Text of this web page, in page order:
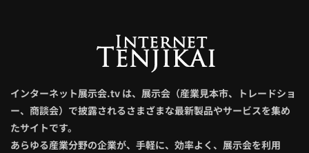
インターネット展示会.tv は、展示会（産業見本市、トレードショ
ー、商談会）で披露されるさまざまな最新製品やサービスを集め
たサイトです。
あらゆる産業分野の企業が、手軽に、効率よく、展示会を利用